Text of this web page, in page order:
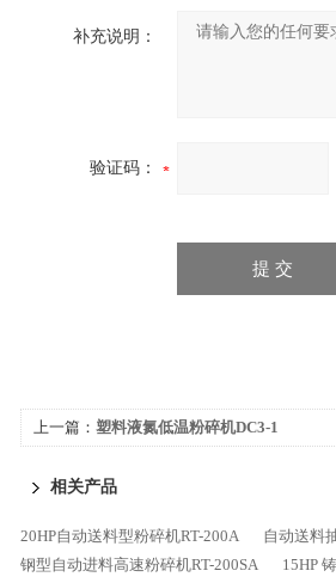
补充说明：
验证码：
上一篇： 塑料液氮低温粉碎机DC3-1
相关产品
20HP自动送料型粉碎机RT-200A 自动送料
钢型自动进料高速粉碎机RT-200SA
15HP